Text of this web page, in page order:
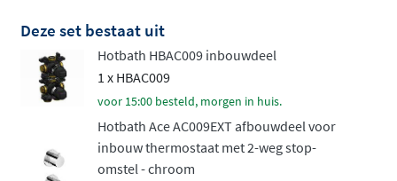
doucheset die niet alleen functioneel is, maar ook een
luxueuze uitstraling heeft die perfect past in elke
moderne badkamer. Uw dagelijkse doucheroutine
wordt er meteen een stuk aangenamer op.
Verkiest u een mengkraan boven een thermostaat?
Ontdek dan deHotbath ACE inbouw doucheset met
Deze set bestaat uit
Hotbath HBAC009 inbouwdeel
1 x HBAC009
voor 15:00 besteld, morgen in huis.
Hotbath Ace AC009EXT afbouwdeel voor
inbouw thermostaat met 2-weg stop-
omstel - chroom